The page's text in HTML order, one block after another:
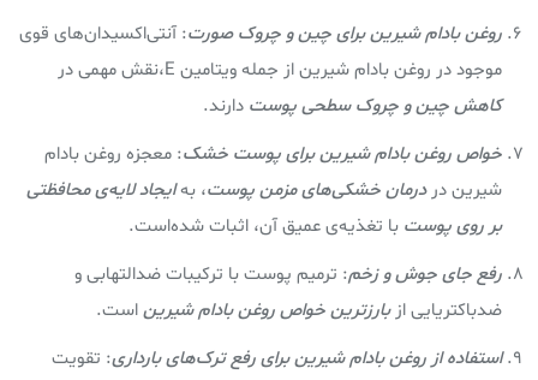
روغن بادام شیرین برای چین و چروک صورت: آنتی‌اکسیدان‌های قوی
موجود در روغن بادام شیرین از جمله ویتامین E،نقش مهمی در
کاهش چین و چروک سطحی پوست دارند.
خواص روغن بادام شيرين برای پوست خشک: معجزه روغن بادام
شیرین دردرمان خشکی‌های مزمن پوست، بهایجاد لایه‌ی محافظتی
بر روی پوست با تغذیه‌ی عمیق آن، اثبات شده‌است.
رفع جای جوش و زخم: ترمیم پوست با ترکیبات ضدالتهابی و
ضدباکتریایی از بارزترین خواص روغن بادام شيريناست.
استفاده از روغن بادام شیرین برای رفع ترک‌های بارداری: تقویت